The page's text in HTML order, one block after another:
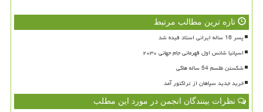
تازه ترین مطالب مرتبط
پسر 16 ساله ایرانی استاد فیده شد
اسپانیا شانس اول قهرمانی جام جهانی ۲۰۳۰
شکستن طلسم 54 ساله هاکی
خرید جدید سپاهان از تراکتور آمد
نظرات بینندگان انجمن در مورد این مطلب